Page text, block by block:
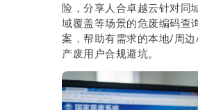
险，分享人合卓越云针对同
域覆盖等场景的危废编码查
案，帮助有需求的本地/周
产废用户合规避坑。